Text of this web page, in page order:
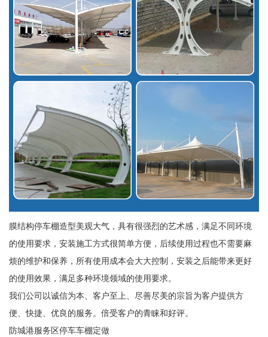
膜结构停车棚造型美观大气，具有很强烈的艺术感，满足不同环境
的使用要求，安装施工方式很简单方便，后续使用过程也不需要麻
烦的维护和保养，所有使用成本会大大控制，安装之后能带来更好
的使用效果，满足多种环境领域的使用要求。
我们公司以诚信为本、客户至上、尽善尽美的宗旨为客户提供方
便、快捷、优良的服务。倍受客户的青睐和好评。
防城港服务区停车车棚定做